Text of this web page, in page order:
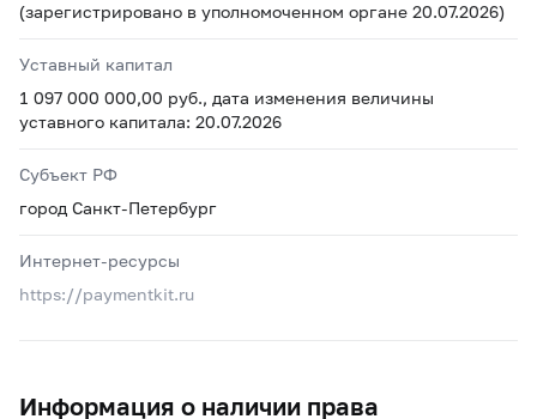
(зарегистрировано в уполномоченном органе 20.07.2026)
Уставный капитал
1 097 000 000,00 руб., дата изменения величины
уставного капитала: 20.07.2026
Субъект РФ
город Санкт-Петербург
Интернет-ресурсы
https://paymentkit.ru
Информация о наличии права